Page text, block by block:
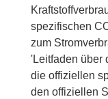
spezifischen
zum
'Leitfaden über
die offiziellen
den offiziellen